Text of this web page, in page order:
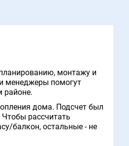
монтажу и
менеджеры помогут
районе.
дома. Подсчет был
рассчитать
балкон, остальные - не